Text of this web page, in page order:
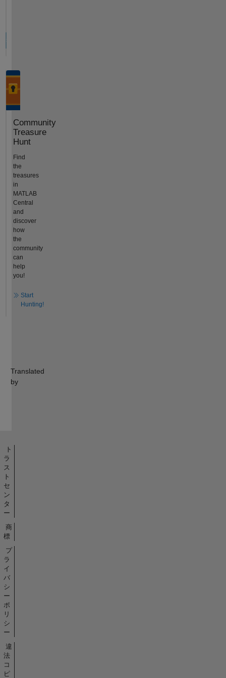
Community
Treasure
Hunt
Find
the
treasures
in
MATLAB
Central
and
discover
how
the
community
can
help
you!
Start
Hunting!
Translated
by
ト
ラ
ス
ト
セ
ン
タ
ー
商
標
プ
ラ
イ
バ
シ
ー
ポ
リ
シ
ー
違
法
コ
ピ